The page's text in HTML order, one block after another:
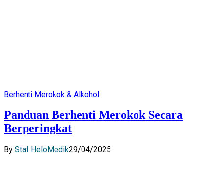
Berhenti Merokok & Alkohol
Panduan Berhenti Merokok Secara
Berperingkat
By Staf HeloMedik29/04/2025